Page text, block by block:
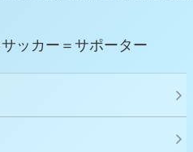
ッカー＝サポーター